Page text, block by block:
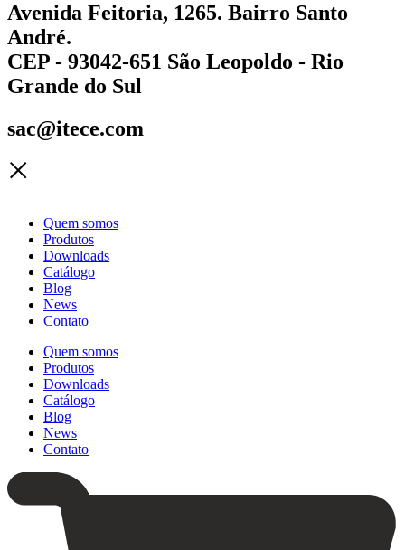
Avenida Feitoria, 1265. Bairro Santo
André.
CEP - 93042-651 São Leopoldo - Rio
Grande do Sul
sac@itece.com
Quem somos
Produtos
Downloads
Catálogo
Blog
News
Contato
Quem somos
Produtos
Downloads
Catálogo
Blog
News
Contato